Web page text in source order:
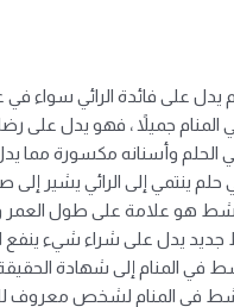
يدل على فائدة الرائي سواء
جميلاً ، فهو يدل على رضاء
وأسنانه مكسورة مما
ينتمي إلى الرائي يشير
هو علامة على طول العمر
يدل على شراء شيء ينفع
المنام إلى شهادة الحقيقة
في المنام لشخص معروف